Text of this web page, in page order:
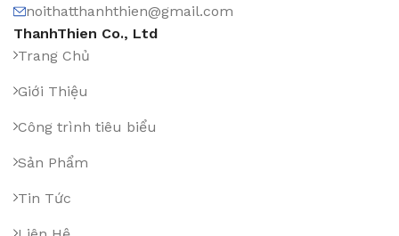
noithatthanhthien@gmail.com
ThanhThien Co., Ltd
Trang Chủ
Giới Thiệu
Công trình tiêu biểu
Sản Phẩm
Tin Tức